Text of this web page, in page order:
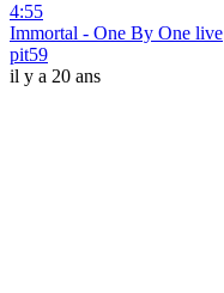
4:55
Immortal - One By One live
pit59
il y a 20 ans